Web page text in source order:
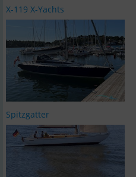
X-119 X-Yachts
Spitzgatter